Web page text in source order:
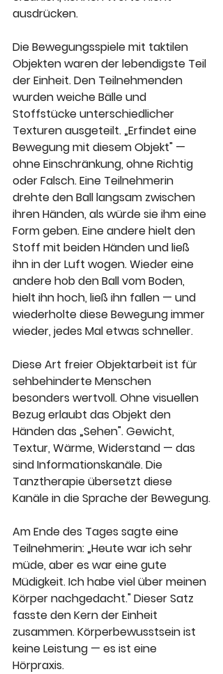
ausdrücken.
Die Bewegungsspiele mit taktilen
Objekten waren der lebendigste Teil
der Einheit. Den Teilnehmenden
wurden weiche Bälle und
Stoffstücke unterschiedlicher
Texturen ausgeteilt. „Erfindet eine
Bewegung mit diesem Objekt" —
ohne Einschränkung, ohne Richtig
oder Falsch. Eine Teilnehmerin
drehte den Ball langsam zwischen
ihren Händen, als würde sie ihm eine
Form geben. Eine andere hielt den
Stoff mit beiden Händen und ließ
ihn in der Luft wogen. Wieder eine
andere hob den Ball vom Boden,
hielt ihn hoch, ließ ihn fallen — und
wiederholte diese Bewegung immer
wieder, jedes Mal etwas schneller.
Diese Art freier Objektarbeit ist für
sehbehinderte Menschen
besonders wertvoll. Ohne visuellen
Bezug erlaubt das Objekt den
Händen das „Sehen". Gewicht,
Textur, Wärme, Widerstand — das
sind Informationskanäle. Die
Tanztherapie übersetzt diese
Kanäle in die Sprache der Bewegung.
Am Ende des Tages sagte eine
Teilnehmerin: „Heute war ich sehr
müde, aber es war eine gute
Müdigkeit. Ich habe viel über meinen
Körper nachgedacht." Dieser Satz
fasste den Kern der Einheit
zusammen. Körperbewusstsein ist
keine Leistung — es ist eine
Hörpraxis.